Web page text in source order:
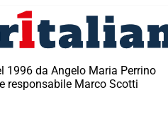
1996 da Angelo Maria Perrino
responsabile Marco Scotti